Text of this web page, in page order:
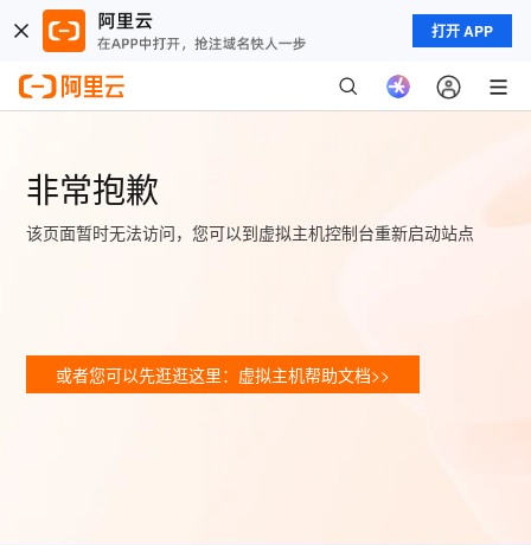
打开 APP
非常抱歉
该页面暂时无法访问，您可以到虚拟主机控制台重新启动站点
或者您可以先逛逛这里：虚拟主机帮助文档>>